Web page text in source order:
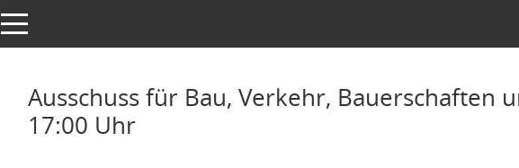
Toggle navigation
Ausschuss für Bau, Verkehr, Bauerschaften
17:00 Uhr